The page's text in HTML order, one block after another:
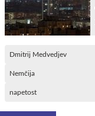
Dmitrij Medvedjev
Nemčija
napetost